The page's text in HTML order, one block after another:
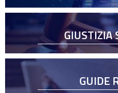
GIUSTIZIA
GUIDE